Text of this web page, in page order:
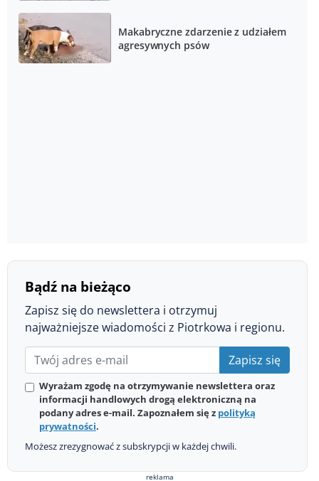
Makabryczne zdarzenie z udziałem
agresywnych psów
Bądź na bieżąco
Zapisz się do newslettera i otrzymuj
najważniejsze wiadomości z Piotrkowa i regionu.
Zapisz się
Wyrażam zgodę na otrzymywanie newslettera oraz
informacji handlowych drogą elektroniczną na
podany adres e-mail. Zapoznałem się z polityką
prywatności.
Możesz zrezygnować z subskrypcji w każdej chwili.
reklama